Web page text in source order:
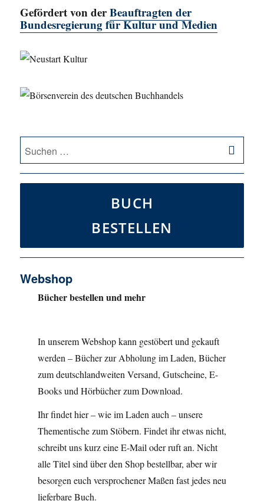
Gefördert von derBeauftragten der
Bundesregierung für Kultur und Medien
Suche
nach:
BUCH
BESTELLEN
Webshop
Bücher bestellen und mehr
In unserem Webshop kann gestöbert und gekauft
werden – Bücher zur Abholung im Laden, Bücher
zum deutschlandweiten Versand, Gutscheine, E-
Books und Hörbücher zum Download.
Ihr findet hier – wie im Laden auch – unsere
Thementische zum Stöbern. Findet ihr etwas nicht,
schreibt uns kurz eine E-Mail oder ruft an. Nicht
alle Titel sind über den Shop bestellbar, aber wir
besorgen euch versprochener Maßen fast jedes neu
lieferbare Buch.